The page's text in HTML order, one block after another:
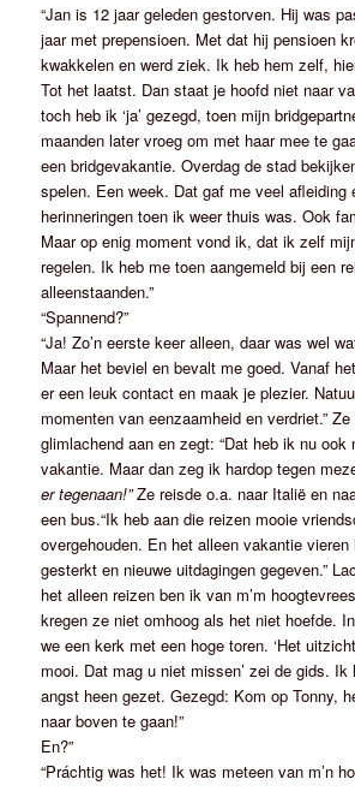
“Jan is 12 jaar geleden gestorven. Hij was
jaar met prepensioen. Met dat hij pensioen
kwakkelen en werd ziek. Ik heb hem zelf,
Tot het laatst. Dan staat je hoofd niet naar
toch heb ik ‘ja’ gezegd, toen mijn
maanden later vroeg om met haar mee te
een bridgevakantie. Overdag de stad
spelen. Een week. Dat gaf me veel afleiding
herinneringen toen ik weer thuis was. Ook
Maar op enig moment vond ik, dat ik zelf
regelen. Ik heb me toen aangemeld bij een
alleenstaanden.”
“Spannend?”
“Ja! Zo’n eerste keer alleen, daar was wel
Maar het beviel en bevalt me goed. Vanaf
er een leuk contact en maak je plezier.
momenten van eenzaamheid en verdriet.”
glimlachend aan en zegt: “Dat heb ik nu ook
vakantie. Maar dan zeg ik hardop tegen
er tegenaan!”Ze reisde o.a. naar Italië en
een bus.“Ik heb aan die reizen mooie
overgehouden. En het alleen vakantie
gesterkt en nieuwe uitdagingen gegeven.”
het alleen reizen ben ik van m’m
kregen ze niet omhoog als het niet hoefde.
we een kerk met een hoge toren. ‘Het
mooi. Dat mag u niet missen’ zei de gids. Ik
angst heen gezet. Gezegd: Kom op Tonny,
naar boven te gaan!”
En?”
“Práchtig was het! Ik was meteen van m’n